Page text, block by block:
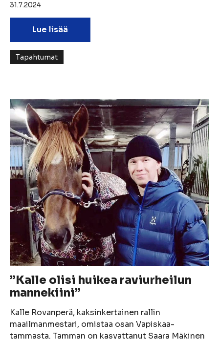
31.7.2024
Lue lisää
Tapahtumat
”Kalle olisi huikea raviurheilun
mannekiini”
Kalle Rovanperä, kaksinkertainen rallin
maailmanmestari, omistaa osan Vapiskaa-
tammasta. Tamman on kasvattanut Saara Mäkinen